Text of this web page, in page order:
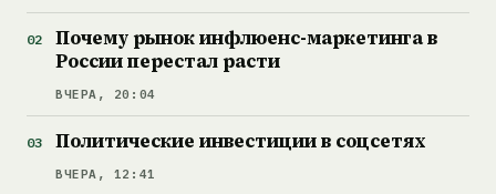
Почему рынок инфлюенс-маркетинга в
России перестал расти
ВЧЕРА, 20:04
Политические инвестиции в соцсетях
ВЧЕРА, 12:41